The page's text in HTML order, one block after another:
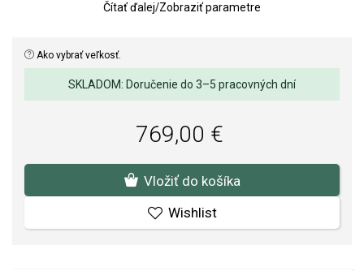
úprava a osadenie akostných kameňov a perál spĺňa náročné
požiadavky.
Čítať ďalej/Zobraziť parametre
Ako vybrať veľkosť.
SKLADOM: Doručenie do 3–5 pracovných dní
769,00 €
Vložiť do košíka
Wishlist